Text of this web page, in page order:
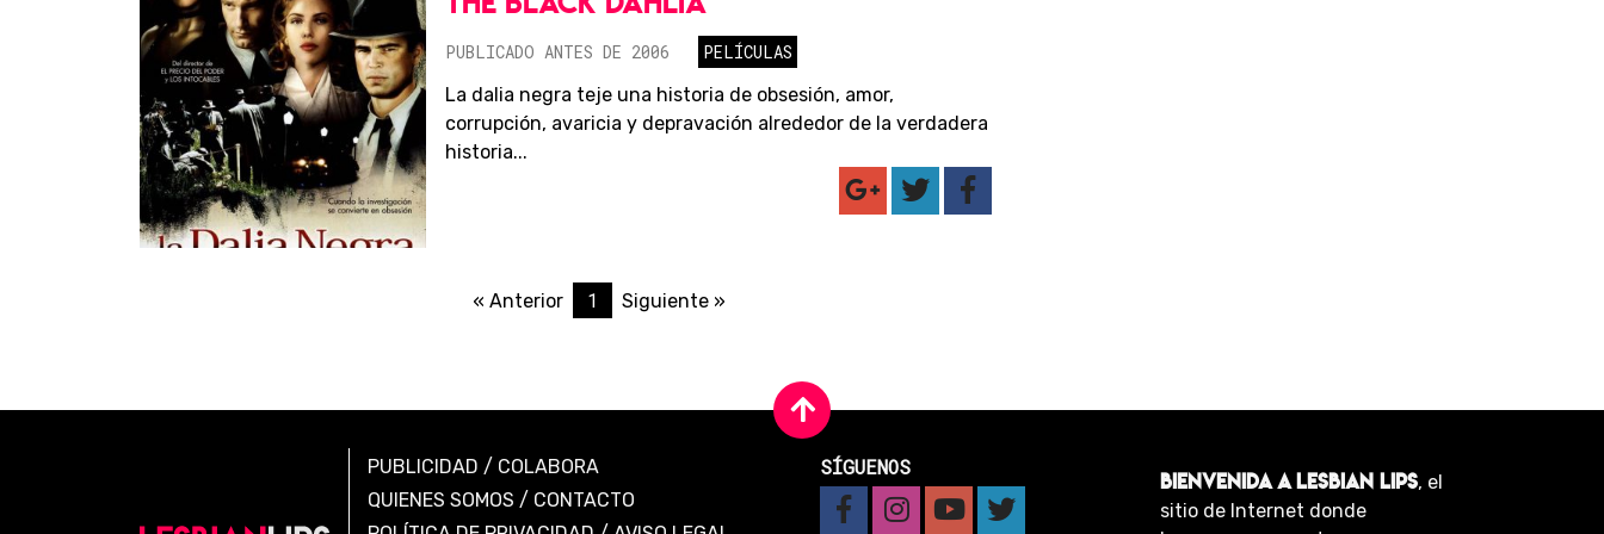
PUBLICADO ANTES DE 2006
PELÍCULAS
La dalia negra teje una historia de obsesión, amor,
corrupción, avaricia y depravación alrededor de la verdadera
historia...
« Anterior 1 Siguiente »
PUBLICIDAD / COLABORA
QUIENES SOMOS / CONTACTO
SÍGUENOS
BIENVENIDA A LESBIAN LIPS, el
sitio de Internet donde